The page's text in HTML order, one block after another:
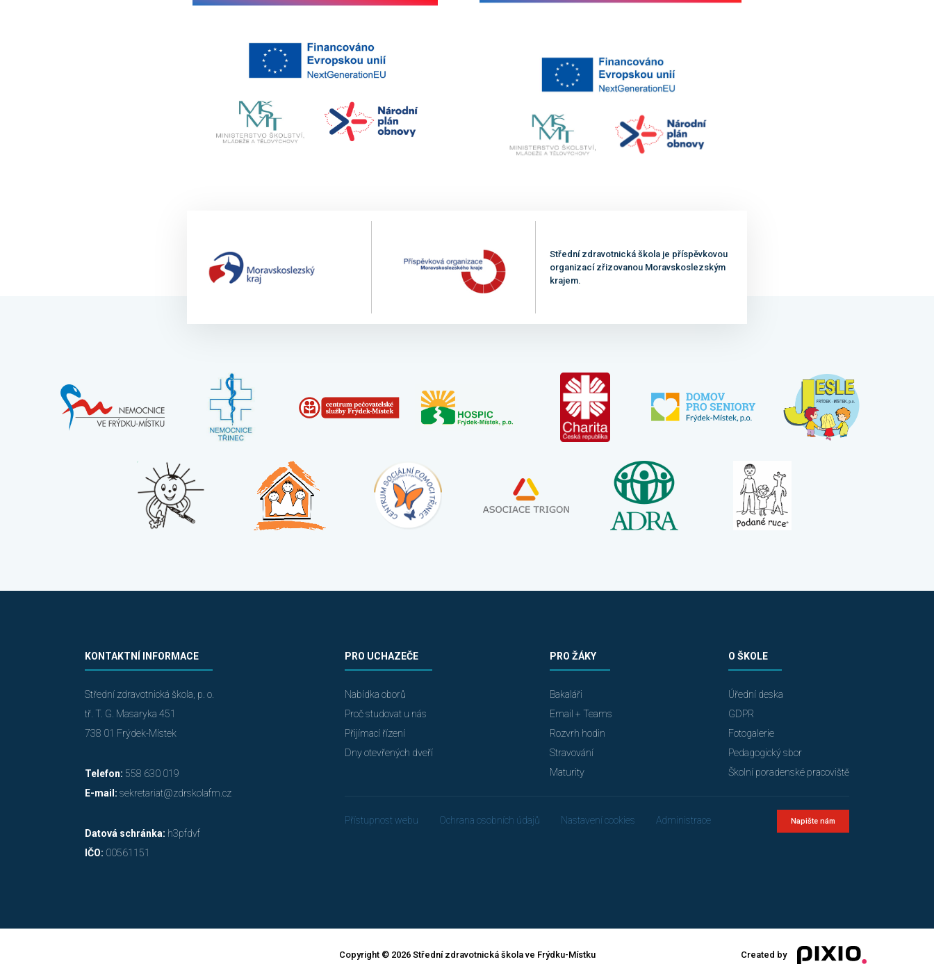
Střední zdravotnická škola je příspěvkovou
organizací zřizovanou Moravskoslezským
krajem.
KONTAKTNÍ INFORMACE
Střední zdravotnická škola, p. o.
tř. T. G. Masaryka 451
738 01 Frýdek-Místek
Telefon: 558 630 019
E-mail: sekretariat@zdrskolafm.cz
Datová schránka: h3pfdvf
IČO: 00561151
PRO UCHAZEČE
Nabídka oborů
Proč studovat u nás
Přijímací řízení
Dny otevřených dveří
PRO ŽÁKY
Bakaláři
Email + Teams
Rozvrh hodin
Stravování
Maturity
O ŠKOLE
Úřední deska
GDPR
Fotogalerie
Pedagogický sbor
Školní poradenské pracoviště
Přístupnost webu Ochrana osobních údajů Nastavení cookies Administrace Napište nám
Copyright © 2026 Střední zdravotnická škola ve Frýdku-Místku Created by